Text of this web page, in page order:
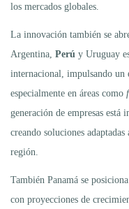
los mercados globales.
La innovación también se
Argentina, Perú y Uruguay
internacional, impulsando un
especialmente en áreas como
generación de empresas
creando soluciones
región.
También Panamá se
con proyecciones de